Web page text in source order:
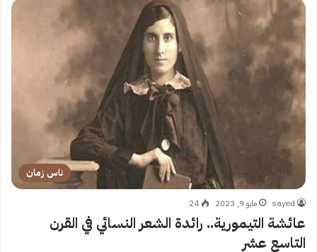
ناس زمان
sayed مايو 9, 2023 24
عائشة التيمورية.. رائدة الشعر النسائي في القرن
التاسع عشر